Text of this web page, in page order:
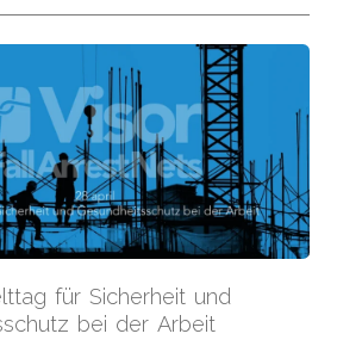
für Sicherheit und
bei der Arbeit